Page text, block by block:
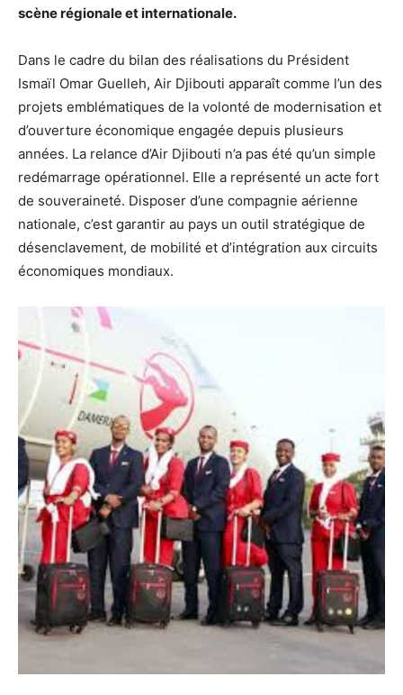
scène régionale et internationale.
Dans le cadre du bilan des réalisations du Président
Ismaïl Omar Guelleh, Air Djibouti apparaît comme l’un des
projets emblématiques de la volonté de modernisation et
d’ouverture économique engagée depuis plusieurs
années. La relance d’Air Djibouti n’a pas été qu’un simple
redémarrage opérationnel. Elle a représenté un acte fort
de souveraineté. Disposer d’une compagnie aérienne
nationale, c’est garantir au pays un outil stratégique de
désenclavement, de mobilité et d’intégration aux circuits
économiques mondiaux.